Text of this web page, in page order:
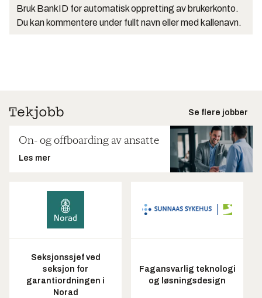
Bruk BankID for automatisk oppretting av brukerkonto.
Du kan kommentere under fullt navn eller med kallenavn.
Se flere jobber
On- og offboarding av ansatte
Les mer
Seksjonssjef ved
seksjon for
garantiordningen i
Norad
Fagansvarlig teknologi
og løsningsdesign